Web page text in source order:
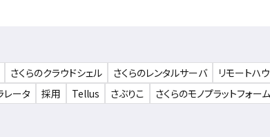
さくらのクラウドシェル さくらのレンタルサーバ リモートハ
レータ 採用 Tellus さぶりこ さくらのモノプラットフォーム